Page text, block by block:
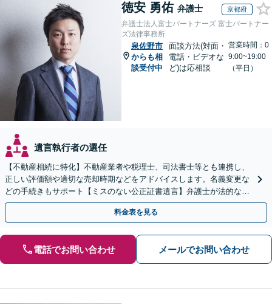
徳安 勇佑 弁護士 京都府
弁護士法人富士パートナーズ 富士パートナー
ズ法律事務所
泉佐野市
からも相
談受付中
面談方法(対面・
電話・ビデオな
ど)は応相談
営業時間：0
9:00~19:00
（平日）
遺言執行者の選任
【不動産相続に特化】不動産業者や税理士、司法書士等とも連携し、
正しい評価額や適切な売却時期などをアドバイスします。名義変更な
どの手続きもサポート【ミスのない公正証書遺言】弁護士が法的な観
点から遺言書を作成します。
料金表を見る
電話でお問い合わせ メールでお問い合わせ